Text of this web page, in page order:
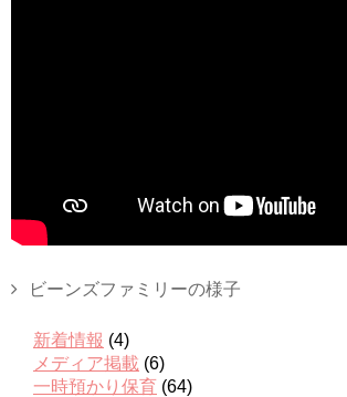
ビーンズファミリーの様子
新着情報 (4)
メディア掲載 (6)
一時預かり保育 (64)